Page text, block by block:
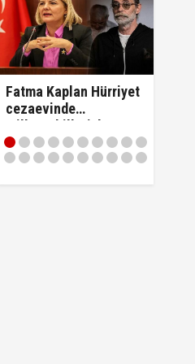
Fatma Kaplan Hürriyet
cezaevinde
milletvekilleriyle
tartıştı: "'Beni siz ihbar
ettiniz' diyerek